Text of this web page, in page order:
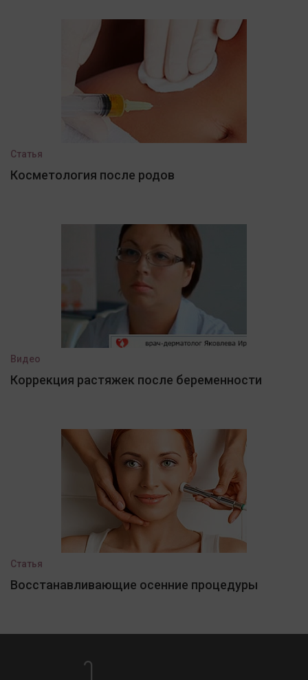
Статья
Косметология после родов
Видео
Коррекция растяжек после беременности
Статья
Восстанавливающие осенние процедуры